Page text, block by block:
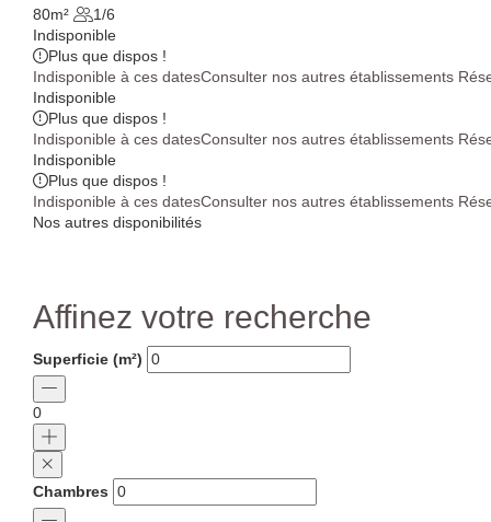
80m²
1/6
Indisponible
Plus que dispos !
Indisponible à ces datesConsulter nos autres établissements
Indisponible
Plus que dispos !
Indisponible à ces datesConsulter nos autres établissements
Indisponible
Plus que dispos !
Indisponible à ces datesConsulter nos autres établissements
Nos autres disponibilités
Affinez votre recherche
Superficie (m²)
0
Chambres